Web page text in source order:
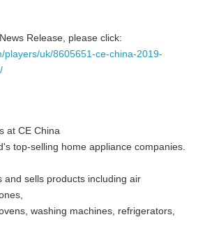
Release, please click:
players/uk/8605651-ce-china-2019-
at CE China
top-selling home appliance companies.
and sells products including air
washing machines, refrigerators,